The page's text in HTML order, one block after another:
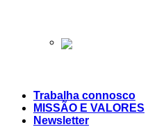
Trabalha connosco
MISSÃO E VALORES
Newsletter